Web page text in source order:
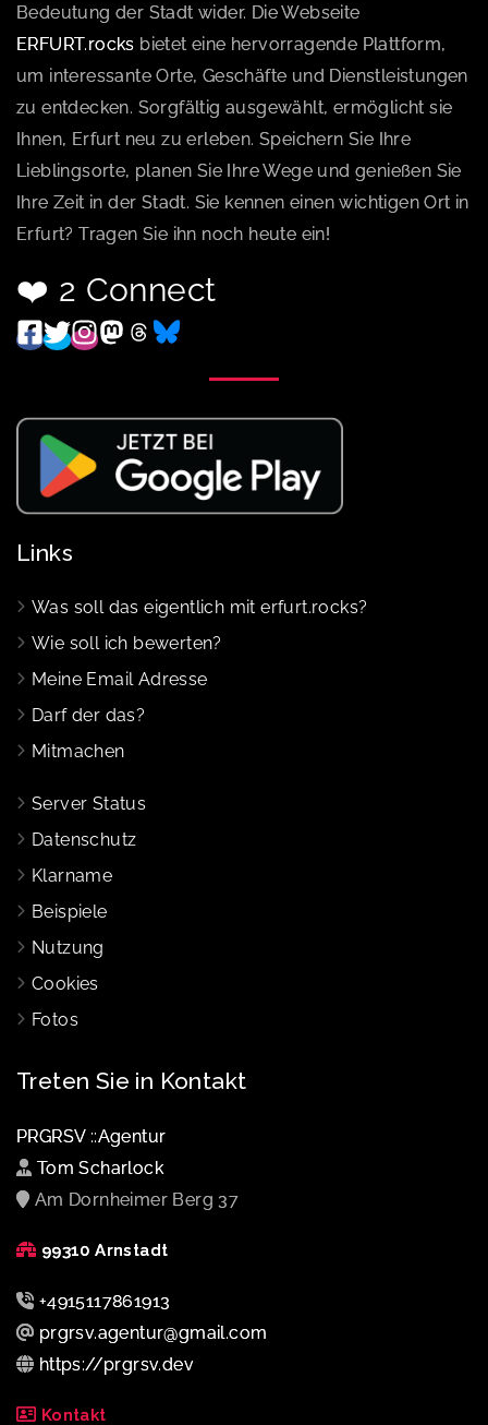
Bedeutung der Stadt wider. Die Webseite
ERFURT.rocks bietet eine hervorragende Plattform,
um interessante Orte, Geschäfte und Dienstleistungen
zu entdecken. Sorgfältig ausgewählt, ermöglicht sie
Ihnen, Erfurt neu zu erleben. Speichern Sie Ihre
Lieblingsorte, planen Sie Ihre Wege und genießen Sie
Ihre Zeit in der Stadt. Sie kennen einen wichtigen Ort in
Erfurt? Tragen Sie ihn noch heute ein!
❤️ 2 Connect
Links
Was soll das eigentlich mit erfurt.rocks?
Wie soll ich bewerten?
Meine Email Adresse
Darf der das?
Mitmachen
Server Status
Datenschutz
Klarname
Beispiele
Nutzung
Cookies
Fotos
Treten Sie in Kontakt
PRGRSV ::Agentur
Tom Scharlock
Am Dornheimer Berg 37
99310 Arnstadt
+4915117861913
prgrsv.agentur@gmail.com
https://prgrsv.dev
Kontakt